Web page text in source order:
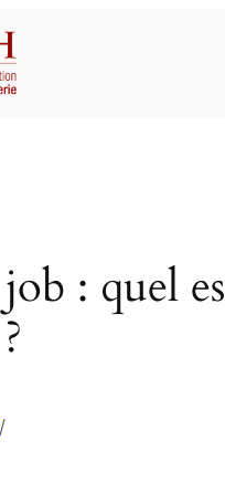
: quel
/